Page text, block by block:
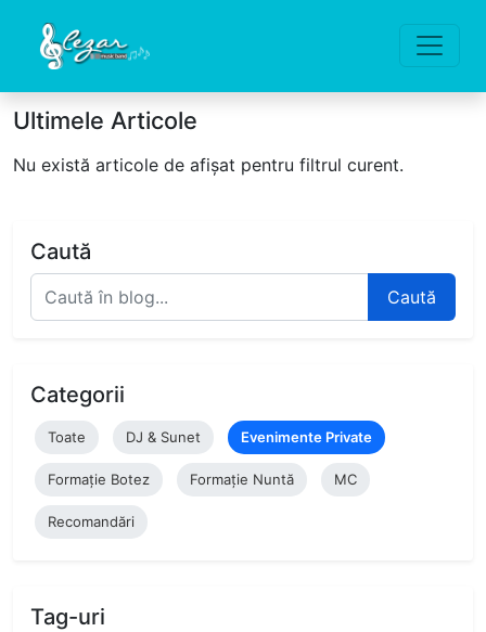
Ultimele Articole
Nu există articole de afișat pentru filtrul curent.
Caută
Caută
Categorii
Toate DJ & Sunet Evenimente Private
Formație Botez Formație Nuntă MC
Recomandări
Tag-uri